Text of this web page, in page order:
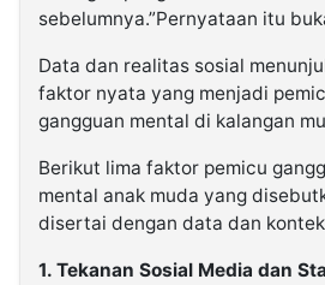
sebelumnya.”Pernyataan itu
Data dan realitas sosial
faktor nyata yang menjadi
gangguan mental di kalangan
Berikut lima faktor pemicu
mental anak muda yang
disertai dengan data dan
1. Tekanan Sosial Media dan